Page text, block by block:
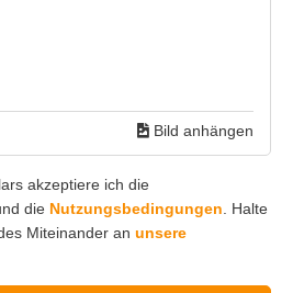
Bild anhängen
akzeptiere ich die
die Nutzungsbedingungen. Halte
Miteinander an unsere